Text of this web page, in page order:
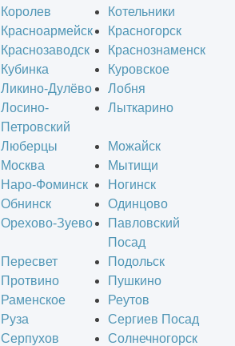
Королев
Котельники
Красноармейск
Красногорск
Краснозаводск
Краснознаменск
Кубинка
Куровское
Ликино-Дулёво
Лобня
Лосино-
Петровский
Лыткарино
Люберцы
Можайск
Москва
Мытищи
Наро-Фоминск
Ногинск
Обнинск
Одинцово
Орехово-Зуево
Павловский
Посад
Пересвет
Подольск
Протвино
Пушкино
Раменское
Реутов
Руза
Сергиев Посад
Серпухов
Солнечногорск